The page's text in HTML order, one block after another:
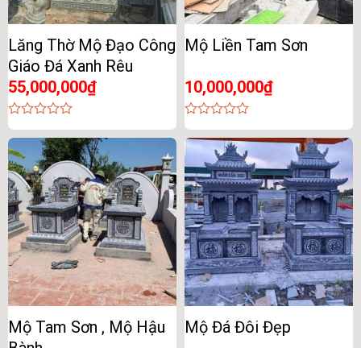
Lăng Thờ Mộ Đạo Công
Giáo Đá Xanh Rêu
55,000,000₫
0
out
of
5
Mộ Liền Tam Sơn
10,000,000₫
0
out
of
5
Mộ Tam Sơn , Mộ Hậu
Mộ Đá Đôi Đẹp